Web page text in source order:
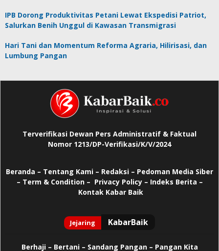
IPB Dorong Produktivitas Petani Lewat Ekspedisi Patriot,
Salurkan Benih Unggul di Kawasan Transmigrasi
Hari Tani dan Momentum Reforma Agraria, Hilirisasi, dan
Lumbung Pangan
Terverifikasi Dewan Pers Administratif & Faktual
Nomor 1213/DP-Verifikasi/K/V/2024
Beranda – Tentang Kami – Redaksi – Pedoman Media Siber
– Term & Condition – Privacy Policy– Indeks Berita –
Kontak Kabar Baik
Berhaji– Bertani – Sandang Pangan – Pangan Kita